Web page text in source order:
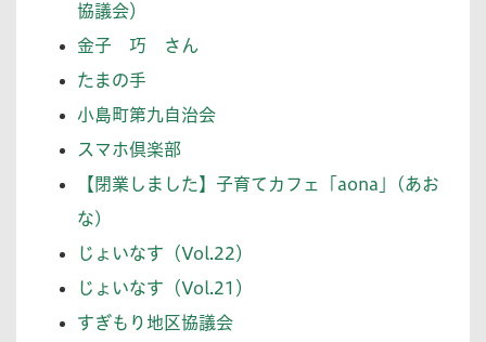
協議会）
金子 巧 さん
たまの手
小島町第九自治会
スマホ倶楽部
【閉業しました】子育てカフェ「aona」(あお
な)
じょいなす（Vol.22）
じょいなす（Vol.21）
すぎもり地区協議会